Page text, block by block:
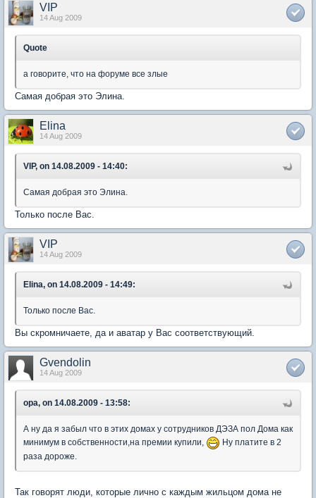
VIP
14 Aug 2009
Quote
а говорите, что на форуме все злые
Самая добрая это Элина.
Elina
14 Aug 2009
VIP, on 14.08.2009 - 14:40:
Самая добрая это Элина.
Только после Вас.
VIP
14 Aug 2009
Elina, on 14.08.2009 - 14:49:
Только после Вас.
Вы скромничаете, да и аватар у Вас соответствующий.
Gvendolin
14 Aug 2009
opa, on 14.08.2009 - 13:58:
А ну да я забыл что в этих домах у сотрудников ДЭЗА пол Дома как
минимум в собственности,на премии купили,
Ну платите в 2
раза дороже.
Так говорят люди, которые лично с каждым жильцом дома не